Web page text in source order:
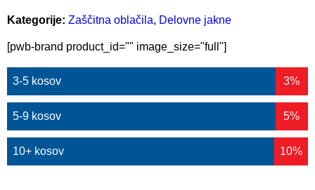
Kategorije: Zaščitna oblačila, Delovne jakne
[pwb-brand product_id="" image_size="full"]
3-5 kosov 3%
5-9 kosov 5%
10+ kosov 10%